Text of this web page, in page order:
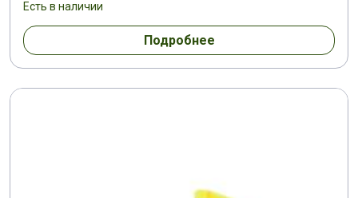
Есть в наличии
Подробнее